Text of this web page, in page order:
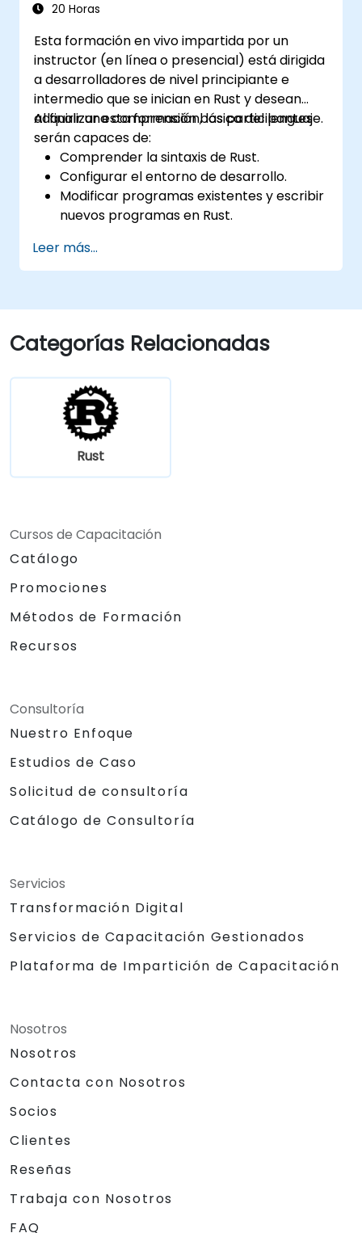
20 Horas
Esta formación en vivo impartida por un
instructor (en línea o presencial) está dirigida
a desarrolladores de nivel principiante e
intermedio que se inician en Rust y desean
adquirir una comprensión básica del lenguaje.
Al finalizar esta formación, los participantes
serán capaces de:
Comprender la sintaxis de Rust.
Configurar el entorno de desarrollo.
Modificar programas existentes y escribir
nuevos programas en Rust.
comunes de Rust.
Leer más...
Categorías Relacionadas
Rust
Cursos de Capacitación
Catálogo
Promociones
Métodos de Formación
Recursos
Consultoría
Nuestro Enfoque
Estudios de Caso
Solicitud de consultoría
Catálogo de Consultoría
Servicios
Transformación Digital
Servicios de Capacitación Gestionados
Plataforma de Impartición de Capacitación
Nosotros
Nosotros
Contacta con Nosotros
Socios
Clientes
Reseñas
Trabaja con Nosotros
FAQ